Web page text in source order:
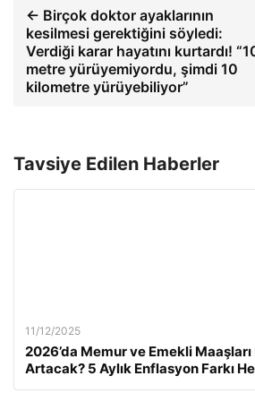
← Birçok doktor ayaklarının
kesilmesi gerektiğini söyledi:
Verdiği karar hayatını kurtardı!
metre yürüyemiyordu, şimdi 10
kilometre yürüyebiliyor”
Tavsiye Edilen Haberler
11/12/2025
2026’da Memur ve Emekli
Artacak? 5 Aylık Enflasyon Farkı